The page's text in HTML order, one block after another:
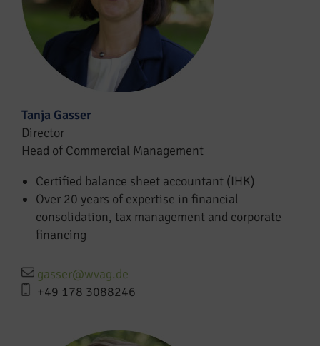
Tanja Gasser
Director
Head of Commercial Management
Certified balance sheet accountant (IHK)
Over 20 years of expertise in financial
consolidation, tax management and corporate
financing
gasser@wvag.de
+49 178 3088246